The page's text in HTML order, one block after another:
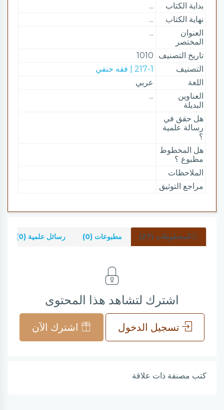
بداية الكتاب
...
نهاية الكتاب
...
العنوان
المختصر
...
تاريخ التصنيف
1010
التصنيف
217-1 | فقه حنفي
اللغة
عربي
العناوين
البديلة
...
هل حقق في
رسالة علمية
؟
هل المخطوط
مطبوع ؟
الملاحظات
مراجع التوثيق
المخطوطات (27) مطبوعات (0) رسائل علمية (0)
اشترك لتشاهد هذا المحتوى
تسجيل الدخول اشترك الآن
كتب مصنفة ذات علاقة